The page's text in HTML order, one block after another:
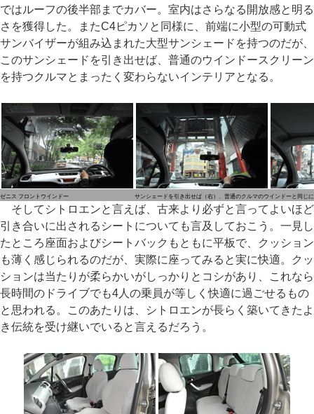
ではルーフの後半部までカバー。室内はさらなる開放感と明る
さを獲得した。またC4ピカソと同様に、前端に小型の可動式
サンバイザーが組み込まれた大型サンシェードを持つのだが、
このサンシェードを引き出せば、普通のウインドースクリーン
を持つクルマとまったく変わらないインテリアとなる。
ゼニス フロントウインドー サンシェードを引き出せば（右）、普通のクルマのウインドーと同じ
そしてシトロエンと言えば、古来より必ずと言ってよいほど
引き合いに出されるシートについても言及しておこう。一見し
たところ座面およびシートバックもともに平板で、クッション
も薄く感じられるのだが、実際に座ってみると実に快適。クッ
ションは当たりが柔らかいがしっかりとコシがあり、これなら
長時間のドライブでも4人の乗員が等しく快適に過ごせるもの
と思われる。このあたりは、シトロエンが長らく築いてきたよ
き伝統を受け継いでいると言えるだろう。